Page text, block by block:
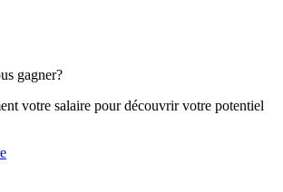
gagner?
votre salaire pour découvrir votre potentiel